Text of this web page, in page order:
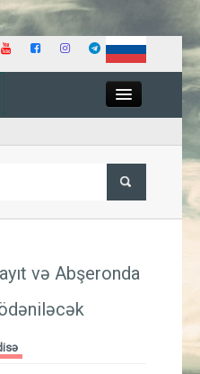
İqtisadiyyat
və Abşeronda